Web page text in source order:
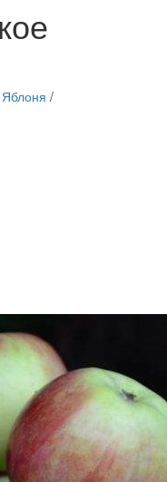
Яблоня /